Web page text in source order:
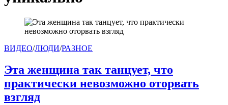
ВИДЕО/ЛЮДИ/РАЗНОЕ
Эта женщина так танцует, что
практически невозможно оторвать
взгляд